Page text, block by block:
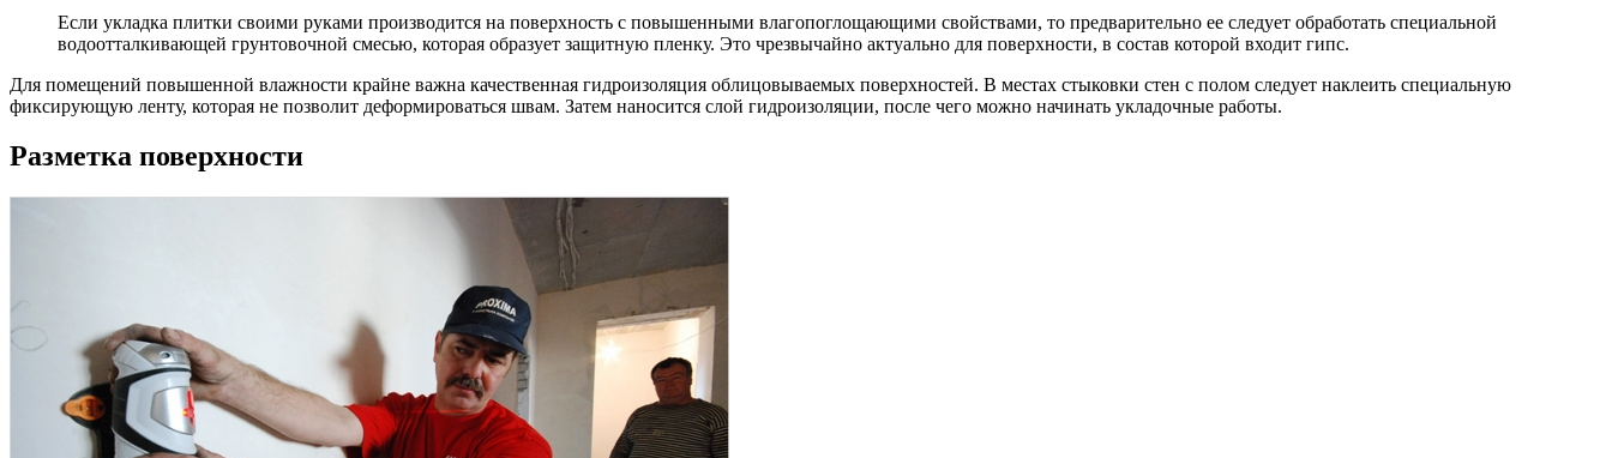
Если укладка плитки своими руками производится на поверхность с повышенными влагопоглощающими свойствами, то предварительно ее следует обработать специальной
водоотталкивающей грунтовочной смесью, которая образует защитную пленку. Это чрезвычайно актуально для поверхности, в состав которой входит гипс.
Для помещений повышенной влажности крайне важна качественная гидроизоляция облицовываемых поверхностей. В местах стыковки стен с полом следует наклеить специальную
фиксирующую ленту, которая не позволит деформироваться швам. Затем наносится слой гидроизоляции, после чего можно начинать укладочные работы.
Разметка поверхности